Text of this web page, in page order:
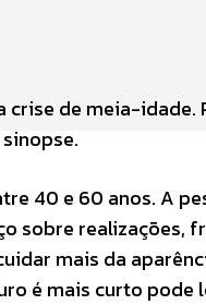
crise de meia-
40 e 60 anos. A
sobre realizações,
mais da
é mais curto pode